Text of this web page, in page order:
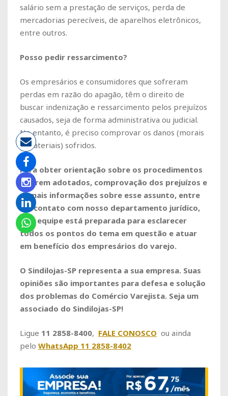
salário sem a prestação de serviços, perda de
mercadorias perecíveis, de aparelhos eletrônicos,
entre outros.
Posso pedir ressarcimento?
Os empresários e consumidores que sofreram
perdas em razão do apagão, têm o direito de
buscar indenização e ressarcimento pelos prejuízos
causados, seja de forma administrativa ou judicial.
No entanto, é preciso comprovar os danos (morais
e materiais) sofridos.
Para obter orientação sobre os procedimentos
a serem adotados, comprovação dos prejuízos e
demais informações sobre esse assunto, entre
em contato com nosso departamento jurídico,
cuja equipe está preparada para esclarecer
todos os pontos do tema em questão e atuar
em benefício dos empresários do varejo.
O Sindilojas-SP representa a sua empresa. Suas
opiniões são importantes para defesa e solução
dos problemas do Comércio Varejista. Seja um
associado do Sindilojas-SP!
Ligue 11 2858-8400, FALE CONOSCO ou ainda
pelo WhatsApp 11 2858-8402